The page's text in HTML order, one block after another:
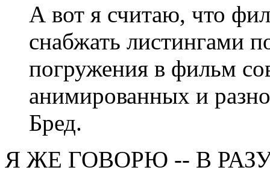
А вот я считаю, что
снабжать листингами
погружения в фильм
анимированных и
Бред.
Я ЖЕ ГОВОРЮ -- В